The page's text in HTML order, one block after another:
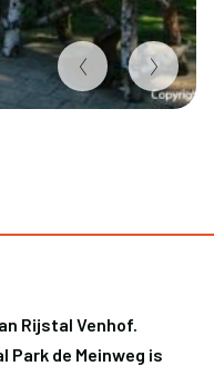
Rijstal Venhof.
Park de Meinweg is